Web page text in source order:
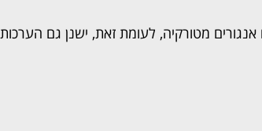
מטורקיה, לעומת זאת, ישנן גם הערכות